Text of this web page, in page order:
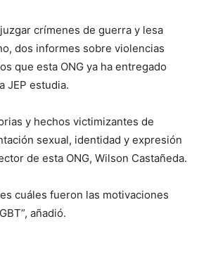
crímenes de guerra y lesa
dos informes sobre violencias
que esta ONG ya ha entregado
JEP estudia.
y hechos victimizantes de
sexual, identidad y expresión
de esta ONG, Wilson Castañeda.
cuáles fueron las motivaciones
añadió.